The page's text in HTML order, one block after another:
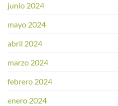
junio 2024
mayo 2024
abril 2024
marzo 2024
febrero 2024
enero 2024